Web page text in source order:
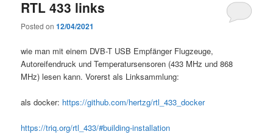
RTL 433 links
Posted on12/04/2021
wie man mit einem DVB-T USB Empfänger Flugzeuge,
Autoreifendruck und Temperatursensoren (433 MHz und 868
MHz) lesen kann. Vorerst als Linksammlung:
als docker: https://github.com/hertzg/rtl_433_docker
https://triq.org/rtl_433/#building-installation